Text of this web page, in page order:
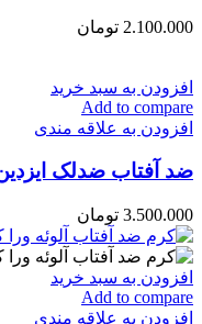
2.100.000 تومان
افزودن به سبد خرید
Add to compare
افزودن به علاقه مندی
ضد آفتاب‌ ضد‌لک
3.500.000 تومان
افزودن به سبد خرید
Add to compare
افزودن به علاقه مندی